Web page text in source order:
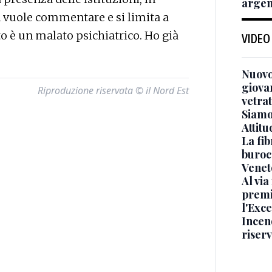
commentare e si limita a
è un malato psichiatrico. Ho già
Riproduzione riservata © il Nord Est
VIDEO
La
Al